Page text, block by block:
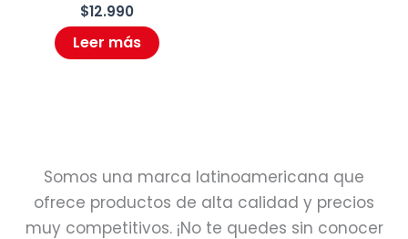
$12.990
Leer más
Somos una marca latinoamericana que
ofrece productos de alta calidad y precios
muy competitivos. ¡No te quedes sin conocer